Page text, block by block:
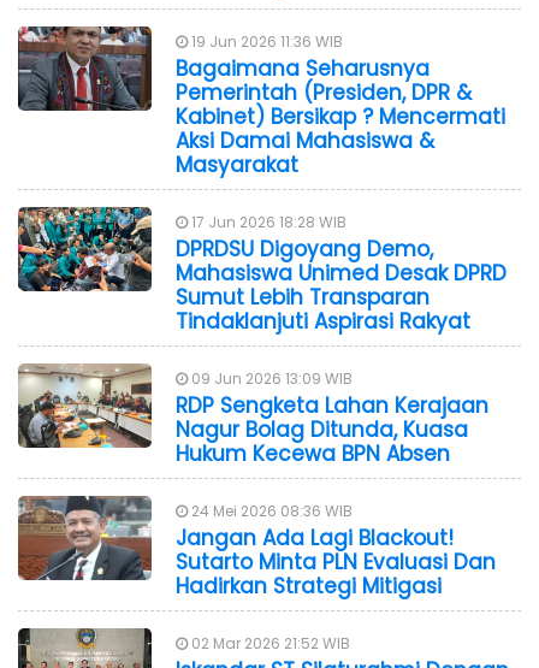
19 Jun 2026 11:36 WIB
Bagaimana Seharusnya
Pemerintah (Presiden, DPR &
Kabinet) Bersikap ? Mencermati
Aksi Damai Mahasiswa &
Masyarakat
17 Jun 2026 18:28 WIB
DPRDSU Digoyang Demo,
Mahasiswa Unimed Desak DPRD
Sumut Lebih Transparan
Tindaklanjuti Aspirasi Rakyat
09 Jun 2026 13:09 WIB
RDP Sengketa Lahan Kerajaan
Nagur Bolag Ditunda, Kuasa
Hukum Kecewa BPN Absen
24 Mei 2026 08:36 WIB
Jangan Ada Lagi Blackout!
Sutarto Minta PLN Evaluasi Dan
Hadirkan Strategi Mitigasi
02 Mar 2026 21:52 WIB